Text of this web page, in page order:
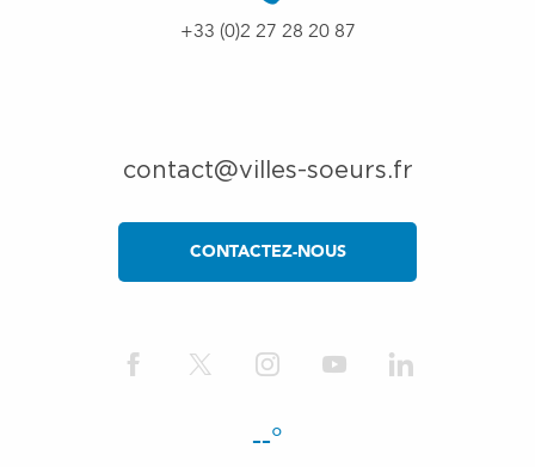
+33 (0)2 27 28 20 87
contact@villes-soeurs.fr
CONTACTEZ-NOUS
--°